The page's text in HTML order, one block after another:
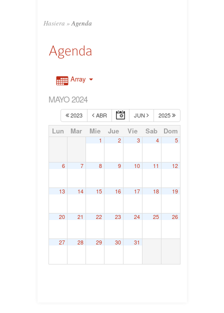
Hasiera » Agenda
Agenda
Array
MAYO 2024
2023 ABR JUN 2025
Lun Mar Mie Jue Vie Sab Dom
1 2 3 4 5
6 7 8 9 10 11 12
13 14 15 16 17 18 19
20 21 22 23 24 25 26
27 28 29 30 31